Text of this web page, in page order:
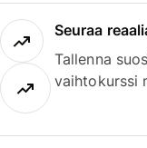
Seuraa
Tallenna
vaihtokurssi